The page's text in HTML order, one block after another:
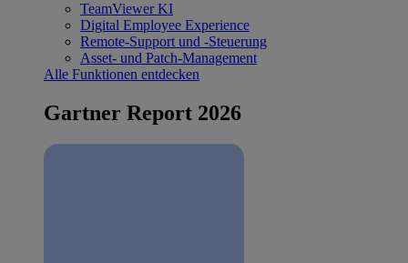
TeamViewer KI
Digital Employee Experience
Remote-Support und -Steuerung
Asset- und Patch-Management
Alle Funktionen entdecken
Gartner Report 2026